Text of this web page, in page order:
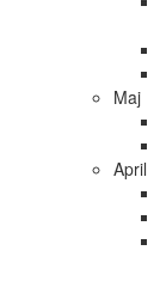
Maj
April